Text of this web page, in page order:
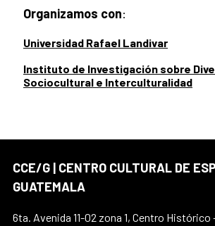
Organizamos con:
Universidad Rafael Landivar
Instituto de Investigación sobre
Sociocultural e Interculturalidad
CCE/G | CENTRO CULTURAL DE
GUATEMALA
6ta. Avenida 11-02 zona 1, Centro